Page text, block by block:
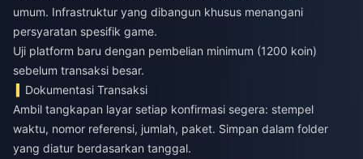
umum. Infrastruktur yang dibangun khusus menangani
persyaratan spesifik game.
Uji platform baru dengan pembelian minimum (1200 koin)
sebelum transaksi besar.
Dokumentasi Transaksi
Ambil tangkapan layar setiap konfirmasi segera: stempel
waktu, nomor referensi, jumlah, paket. Simpan dalam folder
yang diatur berdasarkan tanggal.